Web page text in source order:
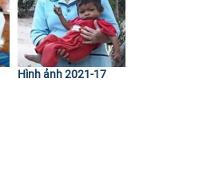
Hình ảnh 2021-17